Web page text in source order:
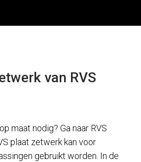
van RVS
maat nodig? Ga naar RVS
plaat zetwerk kan voor
gebruikt worden. In de